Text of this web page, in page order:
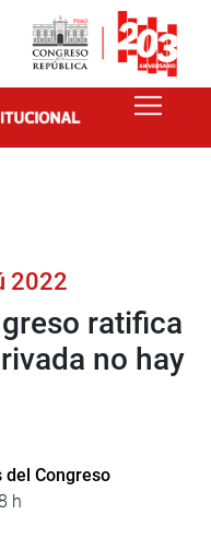
2022
ratifica
no hay
del Congreso
h